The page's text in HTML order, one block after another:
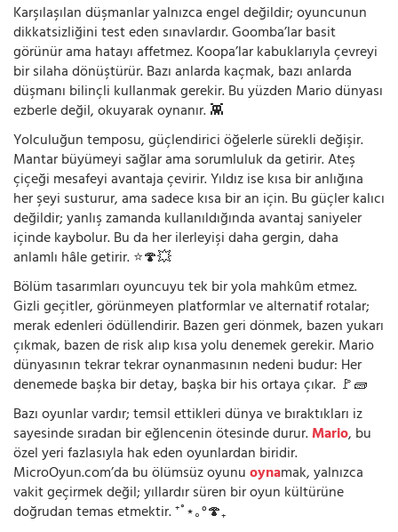
Karşılaşılan düşmanlar yalnızca engel değildir; oyuncunun
dikkatsizliğini test eden sınavlardır. Goomba’lar basit
görünür ama hatayı affetmez. Koopa’lar kabuklarıyla çevreyi
bir silaha dönüştürür. Bazı anlarda kaçmak, bazı anlarda
düşmanı bilinçli kullanmak gerekir. Bu yüzden Mario dünyası
ezberle değil, okuyarak oynanır. 👾
Yolculuğun temposu, güçlendirici öğelerle sürekli değişir.
Mantar büyümeyi sağlar ama sorumluluk da getirir. Ateş
çiçeği mesafeyi avantaja çevirir. Yıldız ise kısa bir anlığına
her şeyi susturur, ama sadece kısa bir an için. Bu güçler kalıcı
değildir; yanlış zamanda kullanıldığında avantaj saniyeler
içinde kaybolur. Bu da her ilerleyişi daha gergin, daha
anlamlı hâle getirir. ⭐🍄💥
Bölüm tasarımları oyuncuyu tek bir yola mahkûm etmez.
Gizli geçitler, görünmeyen platformlar ve alternatif rotalar;
merak edenleri ödüllendirir. Bazen geri dönmek, bazen yukarı
çıkmak, bazen de risk alıp kısa yolu denemek gerekir. Mario
dünyasının tekrar tekrar oynanmasının nedeni budur: Her
denemede başka bir detay, başka bir his ortaya çıkar. 🚩🧱
Bazı oyunlar vardır; temsil ettikleri dünya ve bıraktıkları iz
sayesinde sıradan bir eğlencenin ötesinde durur.Mario, bu
özel yeri fazlasıyla hak eden oyunlardan biridir.
MicroOyun.com’da bu ölümsüz oyunuoynamak, yalnızca
vakit geçirmek değil; yıllardır süren bir oyun kültürüne
doğrudan temas etmektir. ⁺˚⋆｡°🍄₊